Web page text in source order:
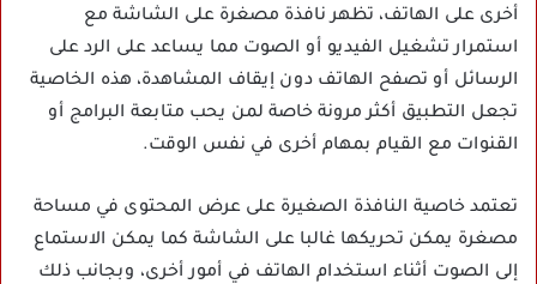
أخرى على الهاتف، تظهر نافذة مصغرة على الشاشة مع
استمرار تشغيل الفيديو أو الصوت مما يساعد على الرد على
الرسائل أو تصفح الهاتف دون إيقاف المشاهدة، هذه الخاصية
تجعل التطبيق أكثر مرونة خاصة لمن يحب متابعة البرامج أو
القنوات مع القيام بمهام أخرى في نفس الوقت.
تعتمد خاصية النافذة الصغيرة على عرض المحتوى في مساحة
مصغرة يمكن تحريكها غالبا على الشاشة كما يمكن الاستماع
إلى الصوت أثناء استخدام الهاتف في أمور أخرى، وبجانب ذلك